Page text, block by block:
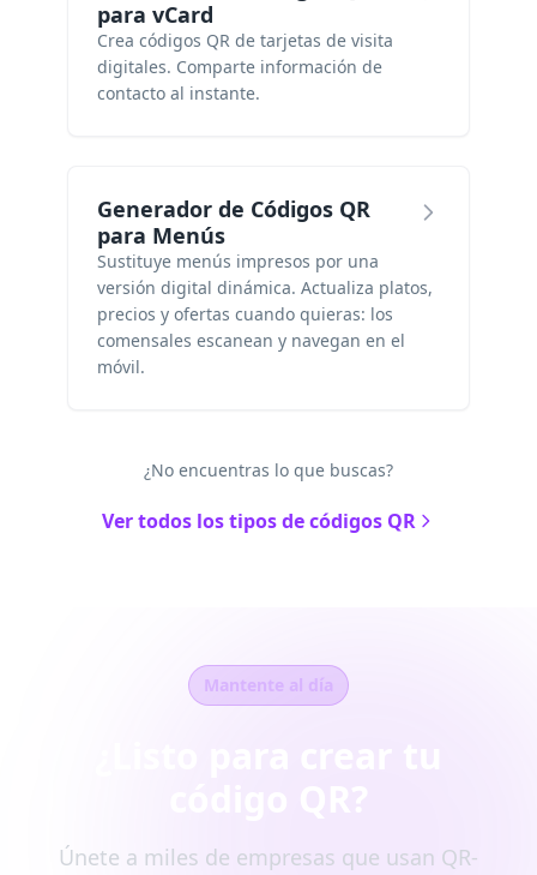
para vCard
Crea códigos QR de tarjetas de visita
digitales. Comparte información de
contacto al instante.
Generador de Códigos QR
para Menús
Sustituye menús impresos por una
versión digital dinámica. Actualiza platos,
precios y ofertas cuando quieras: los
comensales escanean y navegan en el
móvil.
¿No encuentras lo que buscas?
Ver todos los tipos de códigos QR
Mantente al día
Únete a miles de empresas que usan QR-